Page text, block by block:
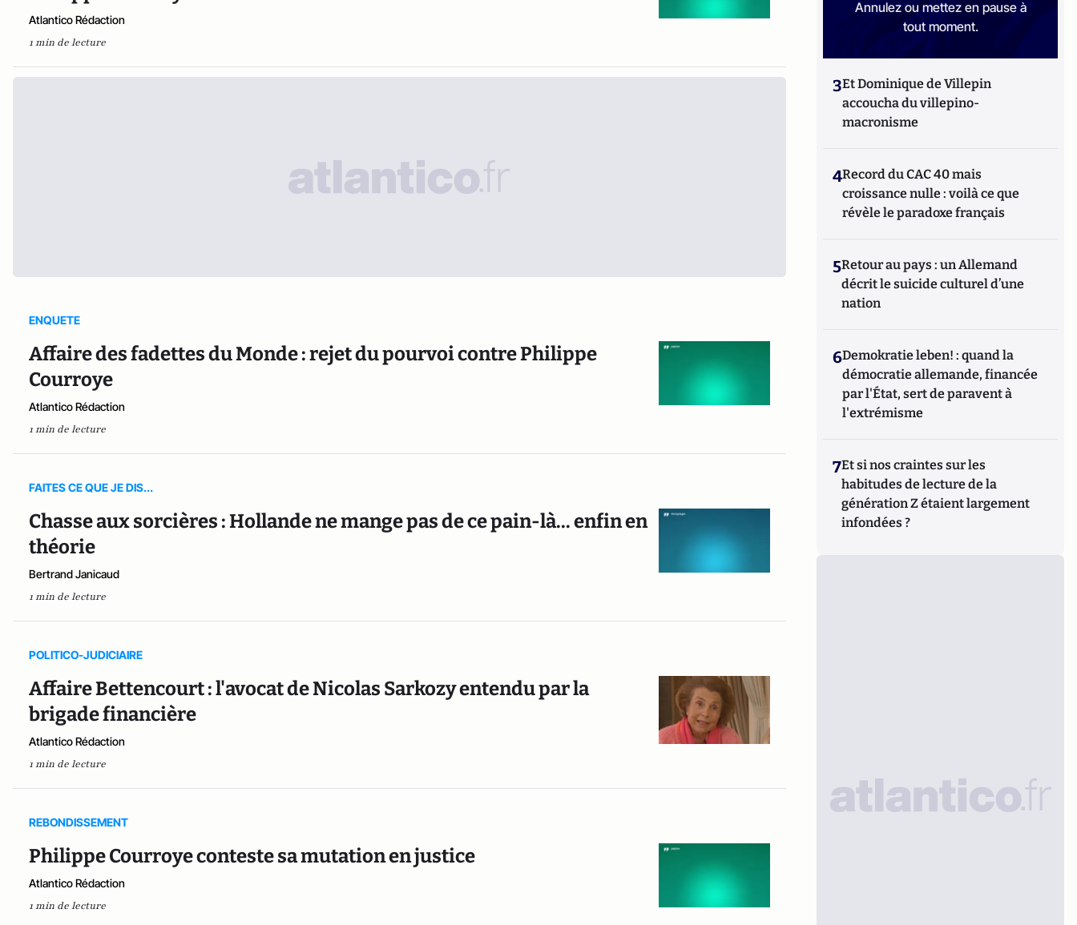
Atlantico Rédaction
1 min de lecture
ENQUETE
Affaire des fadettes du Monde : rejet du pourvoi contre Philippe
Courroye
Atlantico Rédaction
1 min de lecture
FAITES CE QUE JE DIS...
Chasse aux sorcières : Hollande ne mange pas de ce pain-là... enfin en
théorie
Bertrand Janicaud
1 min de lecture
POLITICO-JUDICIAIRE
Affaire Bettencourt : l'avocat de Nicolas Sarkozy entendu par la
brigade financière
Atlantico Rédaction
1 min de lecture
REBONDISSEMENT
Philippe Courroye conteste sa mutation en justice
Atlantico Rédaction
1 min de lecture
Annulez ou mettez en pause à
tout moment.
3Et Dominique de Villepin
accoucha du villepino-
macronisme
4Record du CAC 40 mais
croissance nulle : voilà ce que
révèle le paradoxe français
5Retour au pays : un Allemand
décrit le suicide culturel d’une
nation
6Demokratie leben! : quand la
démocratie allemande, financée
par l'État, sert de paravent à
l'extrémisme
7Et si nos craintes sur les
habitudes de lecture de la
génération Z étaient largement
infondées ?